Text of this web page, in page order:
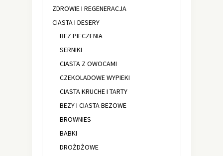
ZDROWIE I REGENERACJA
CIASTA I DESERY
BEZ PIECZENIA
SERNIKI
CIASTA Z OWOCAMI
CZEKOLADOWE WYPIEKI
CIASTA KRUCHE I TARTY
BEZY I CIASTA BEZOWE
BROWNIES
BABKI
DROŻDŻOWE